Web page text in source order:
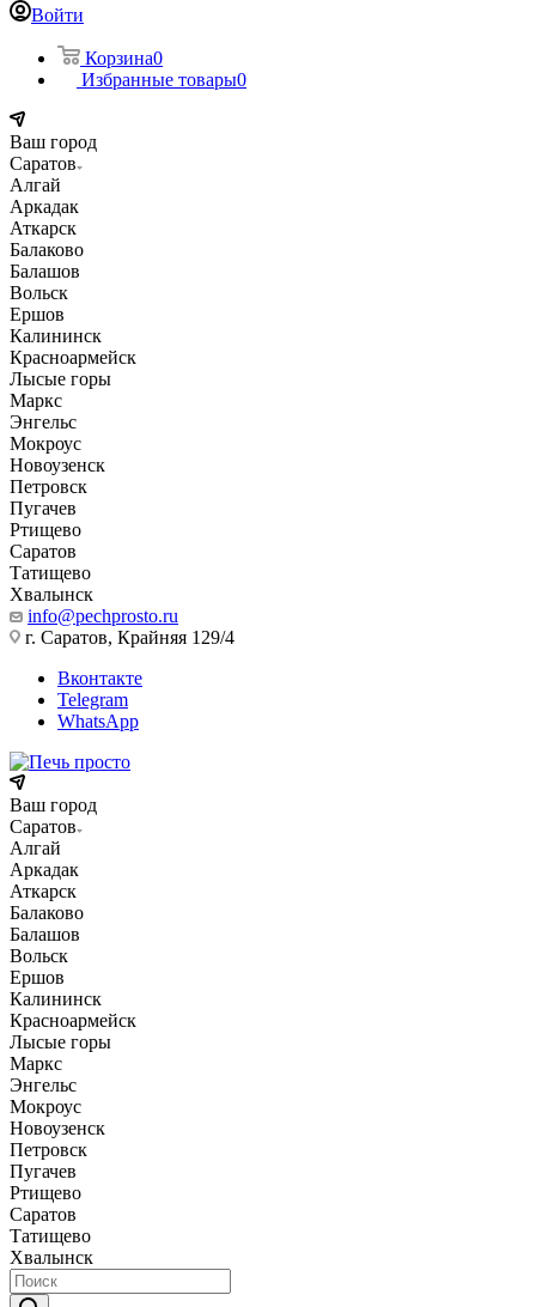
Войти
Корзина0
Избранные товары0
Ваш город
Саратов
Алгай
Аркадак
Аткарск
Балаково
Балашов
Вольск
Ершов
Калининск
Красноармейск
Лысые горы
Маркс
Энгельс
Мокроус
Новоузенск
Петровск
Пугачев
Ртищево
Саратов
Татищево
Хвалынск
info@pechprosto.ru
г. Саратов, Крайняя 129/4
Вконтакте
Telegram
WhatsApp
Ваш город
Саратов
Алгай
Аркадак
Аткарск
Балаково
Балашов
Вольск
Ершов
Калининск
Красноармейск
Лысые горы
Маркс
Энгельс
Мокроус
Новоузенск
Петровск
Пугачев
Ртищево
Саратов
Татищево
Хвалынск